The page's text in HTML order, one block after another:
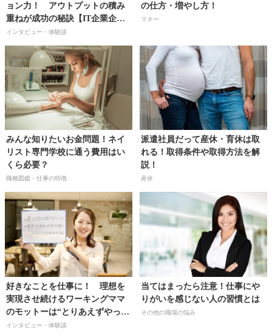
ョン力！ アウトプットの積み
重ねが成功の秘訣【IT企業企画
職／片山祐輔さん】
インタビュー・体験談
の仕方・増やし方！
マネー
みんな知りたいお金問題！ネイ
リスト専門学校に通う費用はい
くら必要？
職種図鑑・仕事の特徴
派遣社員だって産休・育休は取
れる！取得条件や取得方法を解
説！
産休
好きなことを仕事に！ 理想を
実現させ続けるワーキングママ
のモットーは“とりあえずやって
みる”【料理家・ライフスタイル
インタビュー・体験談
当てはまったら注意！仕事にや
りがいを感じない人の習慣とは
その他の職場の悩み